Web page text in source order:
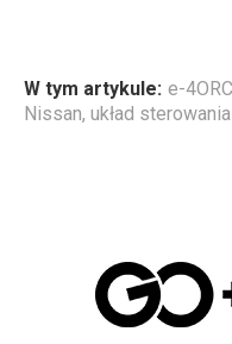
W tym artykule: e-
Nissan, układ